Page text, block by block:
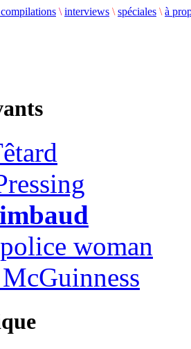
\ interviews \ spéciales \ à
woman